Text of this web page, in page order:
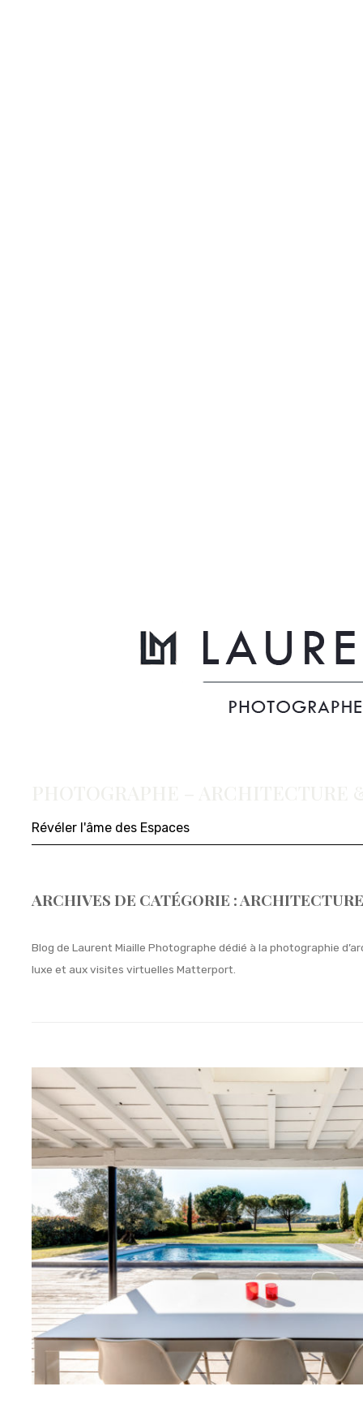
Révéler l'âme des Espaces
ARCHIVES DE CATÉGORIE :
Blog de Laurent Miaille Photographe dédié à la photographie
luxe et aux visites virtuelles Matterport.